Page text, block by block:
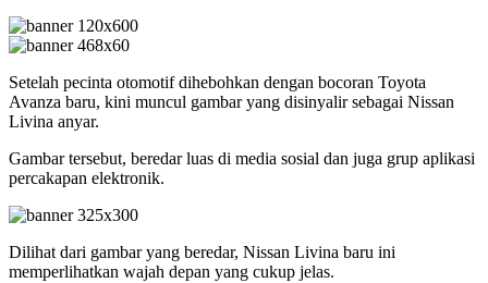
Setelah pecinta otomotif dihebohkan dengan bocoran Toyota
Avanza baru, kini muncul gambar yang disinyalir sebagai Nissan
Livina anyar.
Gambar tersebut, beredar luas di media sosial dan juga grup aplikasi
percakapan elektronik.
Dilihat dari gambar yang beredar, Nissan Livina baru ini
memperlihatkan wajah depan yang cukup jelas.